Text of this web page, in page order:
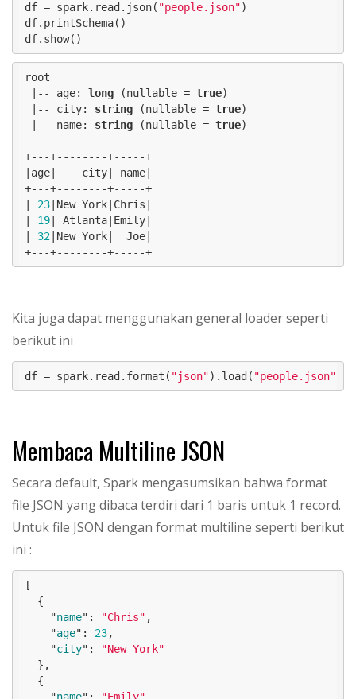
df = spark.read.json( "people.json")
df.printSchema()
root
|-- age: long (nullable = true)
|-- city: string (nullable = true)
|-- name: string (nullable = true)
+---+--------+-----+
|age|    city| name|
+---+--------+-----+
23 |New York|Chris|
19 | Atlanta|Emily|
32 |New York|  Joe|
+---+--------+-----+
Kita juga dapat menggunakan general loader seperti
berikut ini
df = spark.read.format( "json").load( "people.json"
Membaca Multiline JSON
Secara default, Spark mengasumsikan bahwa format
file JSON yang dibaca terdiri dari 1 baris untuk 1 record.
Untuk file JSON dengan format multiline seperti berikut
ini :
[
  {
    "
name": "Chris" ,
    "
age": 23,
    "
city":
"New York"
},
  {